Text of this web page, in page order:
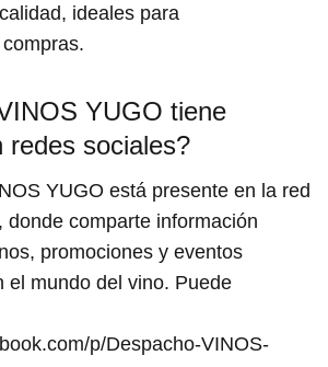
ideales para
YUGO tiene
redes sociales?
YUGO está presente en la red
donde comparte información
promociones y eventos
el mundo del vino. Puede
p/Despacho-VINOS-